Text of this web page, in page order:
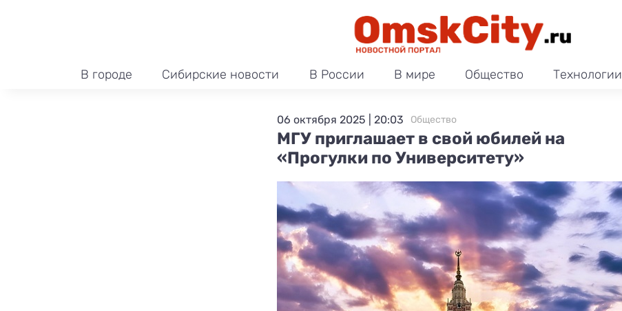
В городе Сибирские новости В России В мире Общество Технологии
МГУ приглашает в свой юбилей на
«Прогулки по Университету»
06 октября 2025 | 20:03 Общество